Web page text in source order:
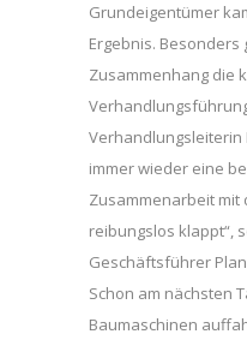
Grundeigentümer
Ergebnis.
Zusammenhang die
Verhandlungsleiterin
immer wieder eine
Zusammenarbeit mit
reibungslos klappt“,
Geschäftsführer
Schon am nächsten
Baumaschinen